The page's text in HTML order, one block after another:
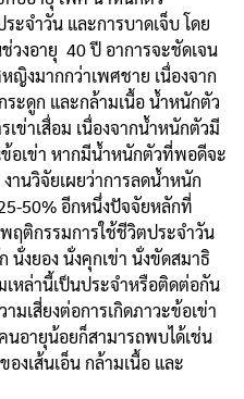
จำวัน และการบาดเจ็บ โดย
วงอายุ 40 ปี อาการจะชัดเจน
งมากกว่าเพศชาย เนื่องจาก
ระดูก และกล้ามเนื้อ น้ำหนักตัว
ข่าเสื่อม เนื่องจากน้ำหนักตัวมี
อเข่า หากมีน้ำหนักตัวที่พอดีจะ
านวิจัยเผยว่าการลดน้ำหนัก
50% อีกหนึ่งปัจจัยหลักที่
ฤติกรรมการใช้ชีวิตประจำวัน
นั่งยอง นั่งคุกเข่า นั่งขัดสมาธิ
หล่านี้เป็นประจำหรือติดต่อกัน
มเสี่ยงต่อการเกิดภาวะข้อเข่า
นอายุน้อยก็สามารถพบได้เช่น
งเส้นเอ็น กล้ามเนื้อ และ